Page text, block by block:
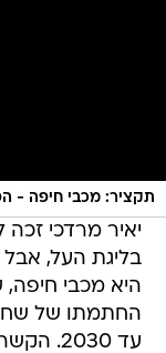
תקציר: מכבי חיפה -
יאיר מרדכי
בליגת העל,
היא מכבי
החתמתו של